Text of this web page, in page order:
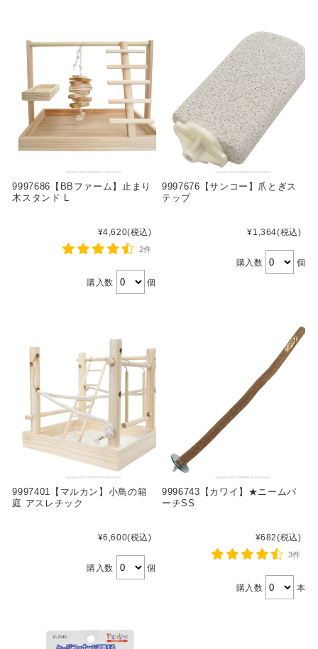
9997686【BBファーム】止まり
木スタンド L
¥4,620(税込)
2件
購入数 個
9997676【サンコー】爪とぎス
テップ
¥1,364(税込)
購入数 個
9997401【マルカン】小鳥の箱
庭 アスレチック
¥6,600(税込)
購入数 個
9996743【カワイ】★ニームパ
ーチSS
¥682(税込)
3件
購入数 本